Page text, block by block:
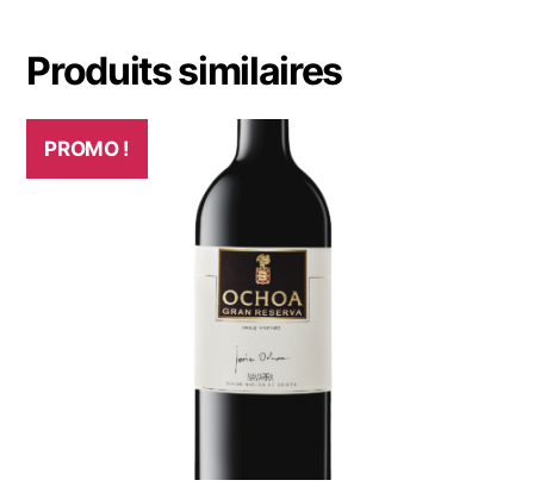
Produits similaires
PROMO !